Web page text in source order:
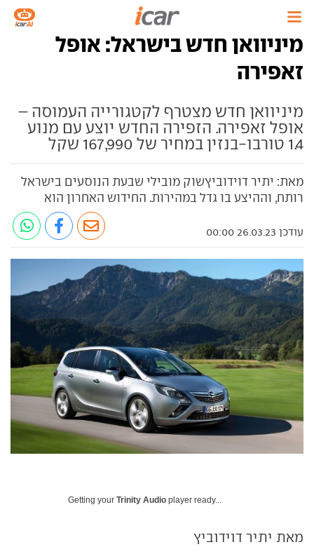
מיניוואן חדש בישראל: אופל
זאפירה
מיניוואן חדש מצטרף לקטגורייה העמוסה –
אופל זאפירה. הזפירה החדש יוצע עם מנוע
1.4 טורבו-בנזין במחיר של 167,990 שקל
מאת: יתיר דוידוביץשוק מובילי שבעת הנוסעים בישראל
רותח, וההיצע בו גדל במהירות. החידוש האחרון הוא
עודכן 26.03.23 00:00
Getting your Trinity Audio player ready...
מאת יתיר דוידוביץ